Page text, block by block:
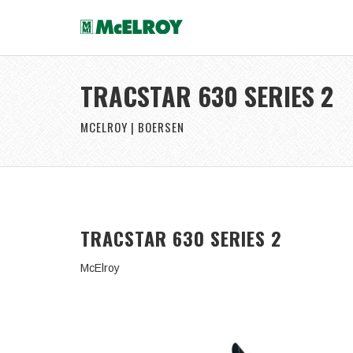
TRACSTAR 630 SERIES 2
MCELROY | BOERSEN
TRACSTAR 630 SERIES 2
McElroy